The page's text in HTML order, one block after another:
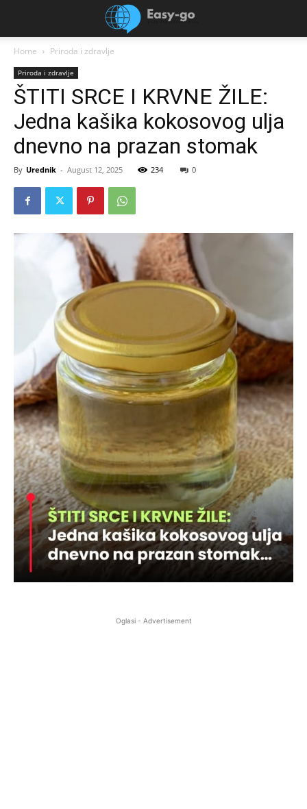
Home Priroda i zdravlje
Priroda i zdravlje
ŠTITI SRCE I KRVNE ŽILE:
Jedna kašika kokosovog ulja
dnevno na prazan stomak
By Urednik - August 12, 2025 234 0
Oglasi - Advertisement